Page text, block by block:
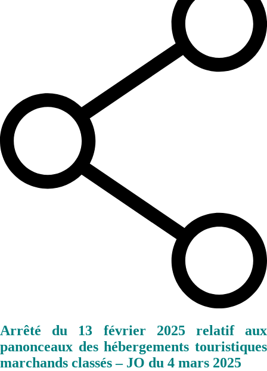
Arrêté du 13 février 2025 relatif aux
panonceaux des hébergements touristiques
marchands classés – JO du 4 mars 2025